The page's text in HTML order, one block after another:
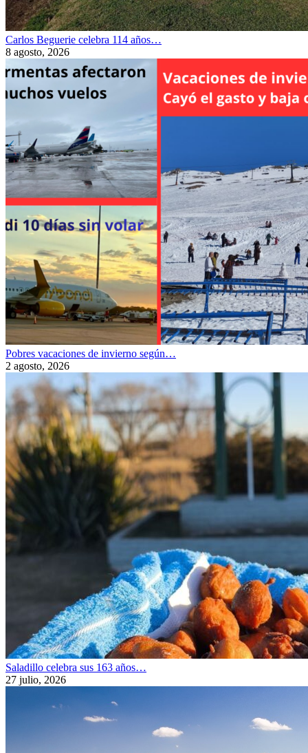
Carlos Beguerie celebra 114 años…
8 agosto, 2026
Pobres vacaciones de invierno según…
2 agosto, 2026
Saladillo celebra sus 163 años…
27 julio, 2026